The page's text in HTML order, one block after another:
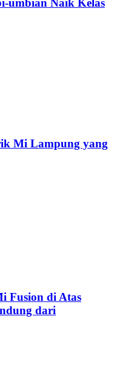
umbian Naik Kelas
Mi Lampung yang
Fusion di Atas
dari